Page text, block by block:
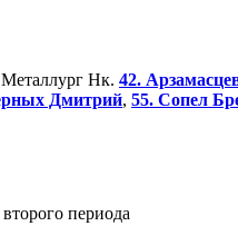
Металлург Нк. 42.
Дмитрий, 55. Сопел
периода